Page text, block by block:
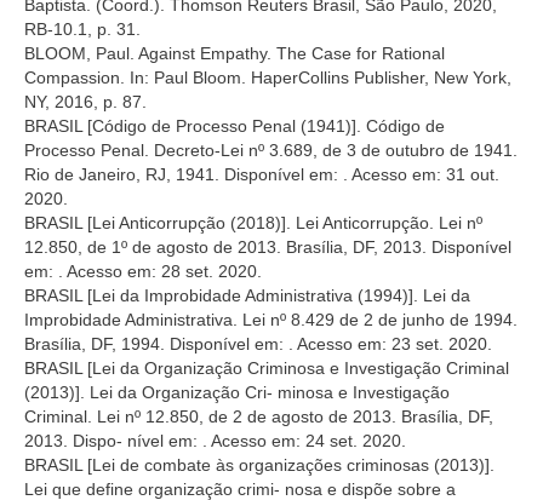
Baptista. (Coord.). Thomson Reuters Brasil, São Paulo, 2020,
RB-10.1, p. 31.
BLOOM, Paul. Against Empathy. The Case for Rational
Compassion. In: Paul Bloom. HaperCollins Publisher, New York,
NY, 2016, p. 87.
BRASIL [Código de Processo Penal (1941)]. Código de
Processo Penal. Decreto-Lei nº 3.689, de 3 de outubro de 1941.
Rio de Janeiro, RJ, 1941. Disponível em:
. Acesso em: 31 out.
2020.
BRASIL [Lei Anticorrupção (2018)]. Lei Anticorrupção. Lei nº
12.850, de 1º de agosto de 2013. Brasília, DF, 2013. Disponível
em:
. Acesso em: 28 set. 2020.
BRASIL [Lei da Improbidade Administrativa (1994)]. Lei da
Improbidade Administrativa. Lei nº 8.429 de 2 de junho de 1994.
Brasília, DF, 1994. Disponível em:
. Acesso em: 23 set. 2020.
BRASIL [Lei da Organização Criminosa e Investigação Criminal
(2013)]. Lei da Organização Cri- minosa e Investigação
Criminal. Lei nº 12.850, de 2 de agosto de 2013. Brasília, DF,
2013. Dispo- nível em:
. Acesso em: 24 set. 2020.
BRASIL [Lei de combate às organizações criminosas (2013)].
Lei que define organização crimi- nosa e dispõe sobre a